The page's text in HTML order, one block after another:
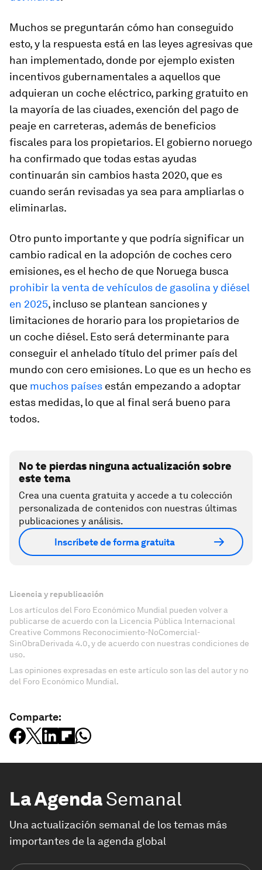
Muchos se preguntarán cómo han conseguido
esto, y la respuesta está en las leyes agresivas que
han implementado, donde por ejemplo existen
incentivos gubernamentales a aquellos que
adquieran un coche eléctrico, parking gratuito en
la mayoría de las ciuades, exención del pago de
peaje en carreteras, además de beneficios
fiscales para los propietarios. El gobierno noruego
ha confirmado que todas estas ayudas
continuarán sin cambios hasta 2020, que es
cuando serán revisadas ya sea para ampliarlas o
eliminarlas.
Otro punto importante y que podría significar un
cambio radical en la adopción de coches cero
emisiones, es el hecho de que Noruega busca
prohibir la venta de vehículos de gasolina y diésel
en 2025, incluso se plantean sanciones y
limitaciones de horario para los propietarios de
un coche diésel. Esto será determinante para
conseguir el anhelado título del primer país del
mundo con cero emisiones. Lo que es un hecho es
que muchos países están empezando a adoptar
estas medidas, lo que al final será bueno para
todos.
No te pierdas ninguna actualización sobre
este tema
Crea una cuenta gratuita y accede a tu colección
personalizada de contenidos con nuestras últimas
publicaciones y análisis.
Inscríbete de forma gratuita
Licencia y republicación
Los artículos del Foro Económico Mundial pueden volver a
publicarse de acuerdo con la Licencia Pública Internacional
Creative Commons Reconocimiento-NoComercial-
SinObraDerivada 4.0, y de acuerdo con nuestras condiciones de
uso.
Las opiniones expresadas en este artículo son las del autor y no
del Foro Económico Mundial.
Comparte:
La AgendaSemanal
Una actualización semanal de los temas más
importantes de la agenda global